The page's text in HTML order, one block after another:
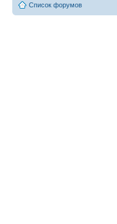
Список форумов